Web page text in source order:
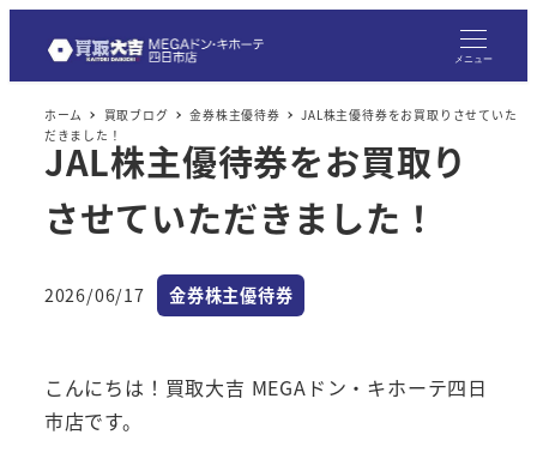
メニュー
ホーム 買取ブログ 金券株主優待券
JAL株主優待券をお買取りさせていた
だきました！
JAL株主優待券をお買取り
させていただきました！
投稿日
2026/06/17 カテゴリー
金券株主優待券
こんにちは！買取大吉 MEGAドン・キホーテ四日
市店です。